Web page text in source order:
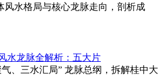
风水格局与核心龙脉走向，剖析成
水龙脉全解析：五大片
、三水汇局” 龙脉总纲，拆解桂中大